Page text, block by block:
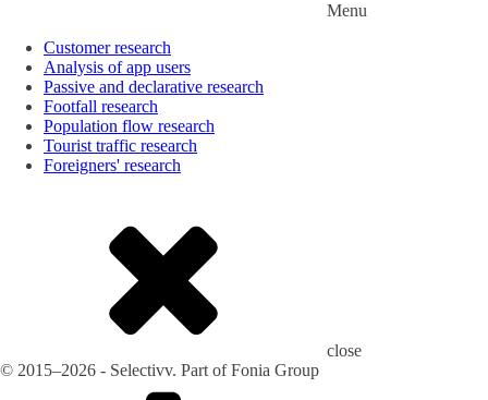
Menu
Customer research
Analysis of app users
Passive and declarative research
Footfall research
Population flow research
Tourist traffic research
Foreigners' research
close
© 2015–2026 - Selectivv. Part of Fonia Group